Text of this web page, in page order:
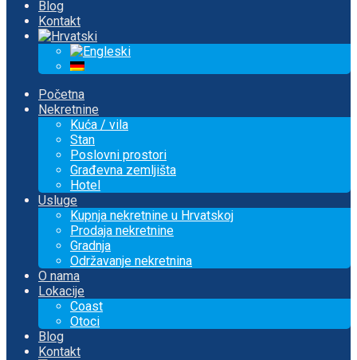
Blog
Kontakt
Početna
Nekretnine
Kuća / vila
Stan
Poslovni prostori
Građevna zemljišta
Hotel
Usluge
Kupnja nekretnine u Hrvatskoj
Prodaja nekretnine
Gradnja
Održavanje nekretnina
O nama
Lokacije
Coast
Otoci
Blog
Kontakt